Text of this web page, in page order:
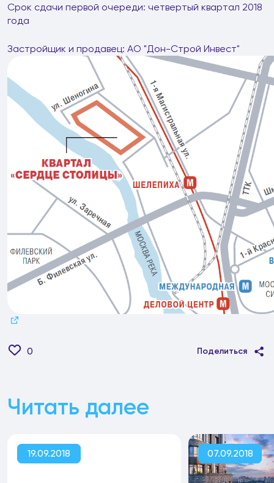
Срок сдачи первой очереди: четвертый квартал 2018
года
Застройщик и продавец: АО "Дон-Строй Инвест"
0 Поделиться
Читать далее
19.09.2018 07.09.2018